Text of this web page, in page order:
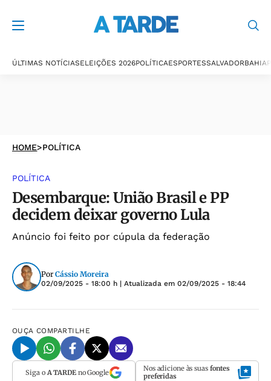
ÚLTIMAS NOTÍCIASELEIÇÕES 2026POLÍTICAESPORTESSALVADORBAHIA
HOME>POLÍTICA
POLÍTICA
Desembarque: União Brasil e PP
decidem deixar governo Lula
Anúncio foi feito por cúpula da federação
Por Cássio Moreira
02/09/2025 - 18:00 h | Atualizada em 02/09/2025 - 18:44
OUÇA COMPARTILHE
Siga o A TARDEno Google Nos adicione às suas fontes
preferidas